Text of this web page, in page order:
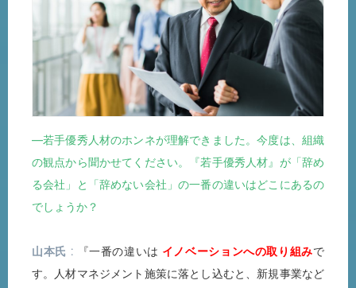
―若手優秀人材のホンネが理解できました。今度は、組織
の観点から聞かせてください。『若手優秀人材』が「辞め
る会社」と「辞めない会社」の一番の違いはどこにあるの
でしょうか？
山本氏 『一番の違いは イノベーションへの取り組みで
す。人材マネジメント施策に落とし込むと、新規事業など